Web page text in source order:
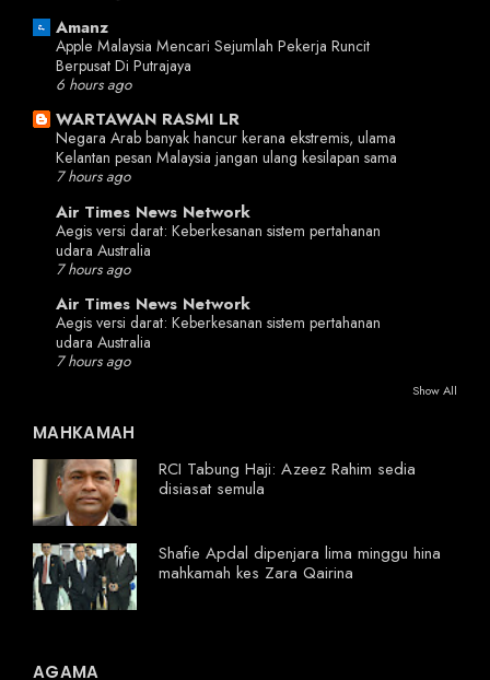
Amanz
Apple Malaysia Mencari Sejumlah Pekerja Runcit
Berpusat Di Putrajaya
6 hours ago
WARTAWAN RASMI LR
Negara Arab banyak hancur kerana ekstremis, ulama
Kelantan pesan Malaysia jangan ulang kesilapan sama
7 hours ago
Air Times News Network
Aegis versi darat: Keberkesanan sistem pertahanan
udara Australia
7 hours ago
Air Times News Network
Aegis versi darat: Keberkesanan sistem pertahanan
udara Australia
7 hours ago
Show All
MAHKAMAH
RCI Tabung Haji: Azeez Rahim sedia
disiasat semula
Shafie Apdal dipenjara lima minggu hina
mahkamah kes Zara Qairina
AGAMA